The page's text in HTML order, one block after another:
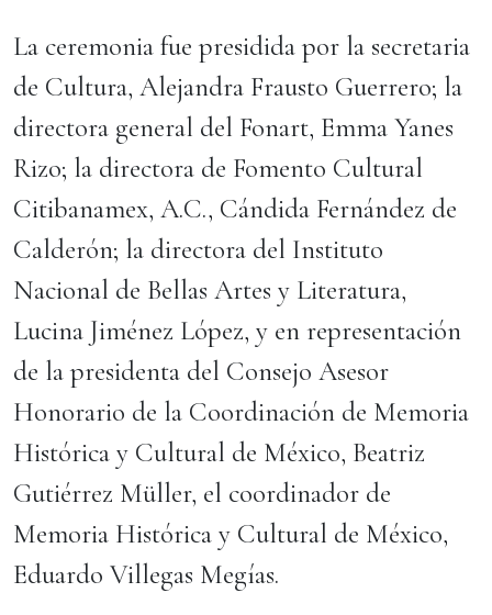
La ceremonia fue presidida por la secretaria
de Cultura, Alejandra Frausto Guerrero; la
directora general del Fonart, Emma Yanes
Rizo; la directora de Fomento Cultural
Citibanamex, A.C., Cándida Fernández de
Calderón; la directora del Instituto
Nacional de Bellas Artes y Literatura,
Lucina Jiménez López, y en representación
de la presidenta del Consejo Asesor
Honorario de la Coordinación de Memoria
Histórica y Cultural de México, Beatriz
Gutiérrez Müller, el coordinador de
Memoria Histórica y Cultural de México,
Eduardo Villegas Megías.